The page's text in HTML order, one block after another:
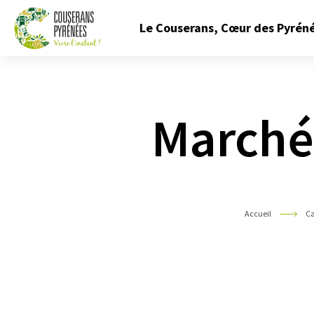
Le Couserans, Cœur des
Accueil